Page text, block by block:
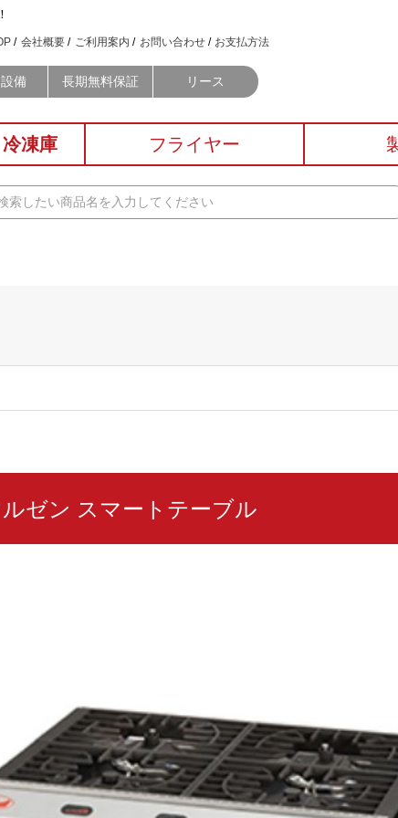
会社概要 ご利用案内 お問い合わせ お支払方法
備 長期無料保証 リース
冷凍庫 フライヤー
ゼン スマートテーブル